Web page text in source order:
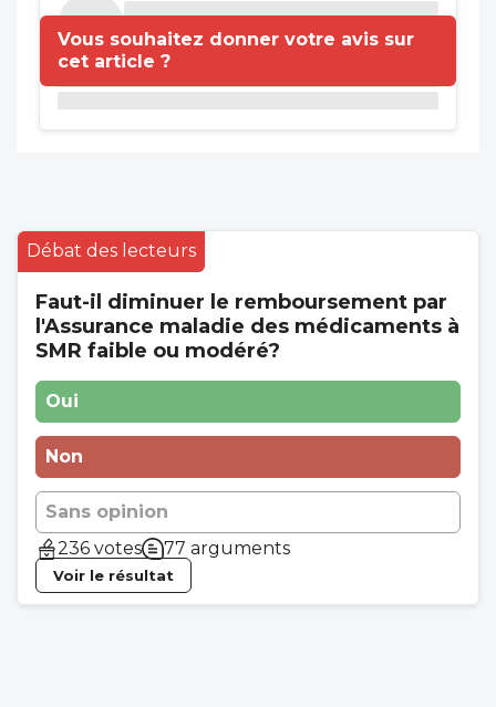
Vous souhaitez donner votre avis sur
cet article ?
Débat des lecteurs
Faut-il diminuer le remboursement par
l'Assurance maladie des médicaments à
SMR faible ou modéré?
Oui
Non
Sans opinion
236 votes
77 arguments
Voir le résultat